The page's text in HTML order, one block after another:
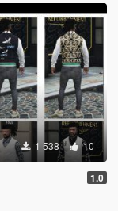
1 538 10
1.0